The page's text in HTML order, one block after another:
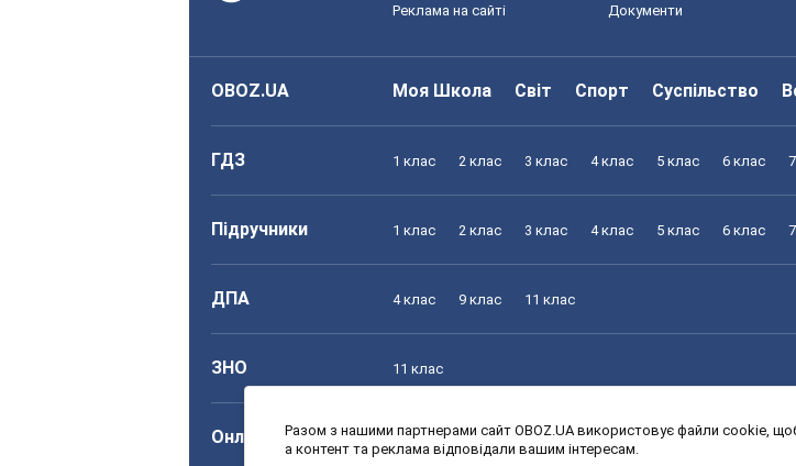
Реклама на сайті Документи
OBOZ.UA Моя Школа Світ Спорт Суспільство
ГДЗ 1 клас 2 клас 3 клас 4 клас 5 клас 6 клас
Підручники 1 клас 2 клас 3 клас 4 клас 5 клас 6 клас
ДПА 4 клас 9 клас 11 клас
ЗНО 11 клас
Онлайн уроки 1 клас 2 клас 3 клас 4 клас 5 клас 6 клас
Разом з нашими партнерами сайт OBOZ.UA використовує файли cookie,
а контент та реклама відповідали вашим інтересам.